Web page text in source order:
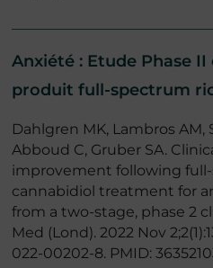
Anxiété : Etude Phase
produit full-spectrum
Dahlgren MK, Lambros AM,
Abboud C, Gruber SA.
improvement following
cannabidiol treatment for
from a two-stage, phase 2
Med (Lond). 2022 Nov
022-00202-8. PMID: